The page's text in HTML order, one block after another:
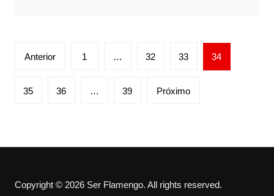
Paginação
posts
Anterior 1 … 32 33 34
35 36 … 39 Próximo
Copyright © 2026 Ser Flamengo. All rights reserved.